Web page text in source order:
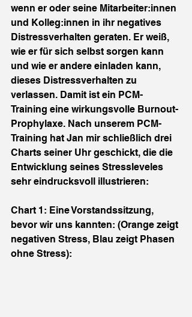
wenn er oder seine Mitarbeiter:innen
und Kolleg:innen in ihr negatives
Distressverhalten geraten. Er weiß,
wie er für sich selbst sorgen kann
und wie er andere einladen kann,
dieses Distressverhalten zu
verlassen. Damit ist ein PCM-
Training eine wirkungsvolle Burnout-
Prophylaxe. Nach unserem PCM-
Training hat Jan mir schließlich drei
Charts seiner Uhr geschickt, die die
Entwicklung seines Stressleveles
sehr eindrucksvoll illustrieren:
Chart 1: Eine Vorstandssitzung,
bevor wir uns kannten: (Orange zeigt
negativen Stress, Blau zeigt Phasen
ohne Stress):